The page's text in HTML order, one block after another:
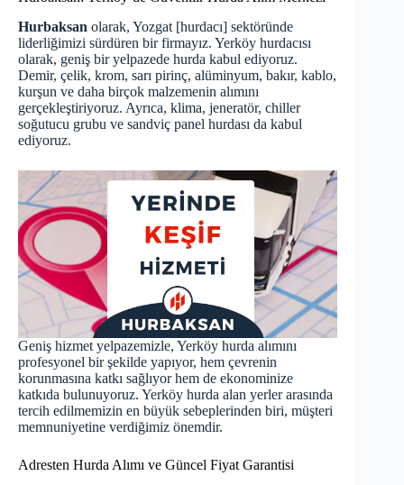
Hurbaksan olarak, Yozgat [hurdacı] sektöründe
liderliğimizi sürdüren bir firmayız. Yerköy hurdacısı
olarak, geniş bir yelpazede hurda kabul ediyoruz.
Demir, çelik, krom, sarı pirinç, alüminyum, bakır, kablo,
kurşun ve daha birçok malzemenin alımını
gerçekleştiriyoruz. Ayrıca, klima, jeneratör, chiller
soğutucu grubu ve sandviç panel hurdası da kabul
ediyoruz.
Geniş hizmet yelpazemizle, Yerköy hurda alımını
profesyonel bir şekilde yapıyor, hem çevrenin
korunmasına katkı sağlıyor hem de ekonominize
katkıda bulunuyoruz. Yerköy hurda alan yerler arasında
tercih edilmemizin en büyük sebeplerinden biri, müşteri
memnuniyetine verdiğimiz önemdir.
Adresten Hurda Alımı ve Güncel Fiyat Garantisi